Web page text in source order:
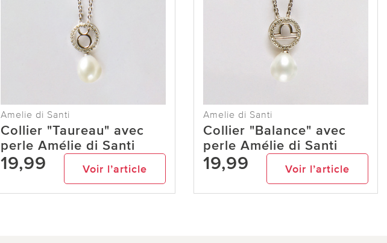
Amelie di Santi
Collier "Taureau" avec
perle Amélie di Santi
19,99 Voir l’article
Amelie di Santi
Collier "Balance" avec
perle Amélie di Santi
19,99 Voir l’article